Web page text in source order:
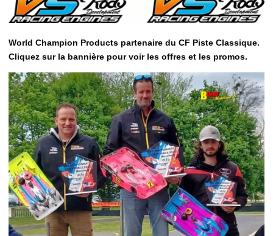
World Champion Products partenaire du CF Piste Classique.
Cliquez sur la bannière pour voir les offres et les promos.